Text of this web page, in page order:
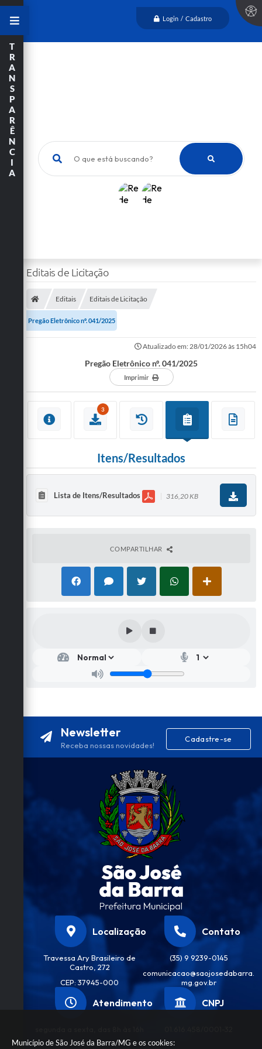
Município de São José da Barra/MG e os cookies:
Login / Cadastro
O que está buscando?
T
R
A
N
S
P
A
R
Ê
N
C
I
A
Editais de Licitação
Editais Editais de Licitação
Pregão Eletrônico nº. 041/2025
Atualizado em: 28/01/2026 às 15h04
Pregão Eletrônico nº. 041/2025
Imprimir
3
Itens/Resultados
Lista de Itens/Resultados 316,20 KB
COMPARTILHAR
Newsletter
Receba nossas novidades!
Cadastre-se
Localização
Travessa Ary Brasileiro de
Castro, 272
CEP: 37945-000
Contato
(35) 9 9239-0145
comunicacao@saojosedabarra.
mg.gov.br
Atendimento CNPJ